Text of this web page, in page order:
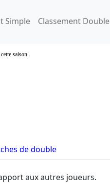
Simple Classement Double
saison
de double
aux autres joueurs.